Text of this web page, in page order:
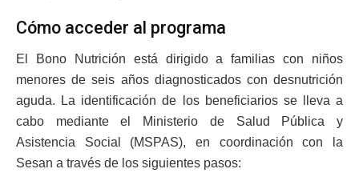
Cómo acceder al programa
El Bono Nutrición está dirigido a familias con niños
menores de seis años diagnosticados con desnutrición
aguda. La identificación de los beneficiarios se lleva a
cabo mediante el Ministerio de Salud Pública y
Asistencia Social (MSPAS), en coordinación con la
Sesan a través de los siguientes pasos: